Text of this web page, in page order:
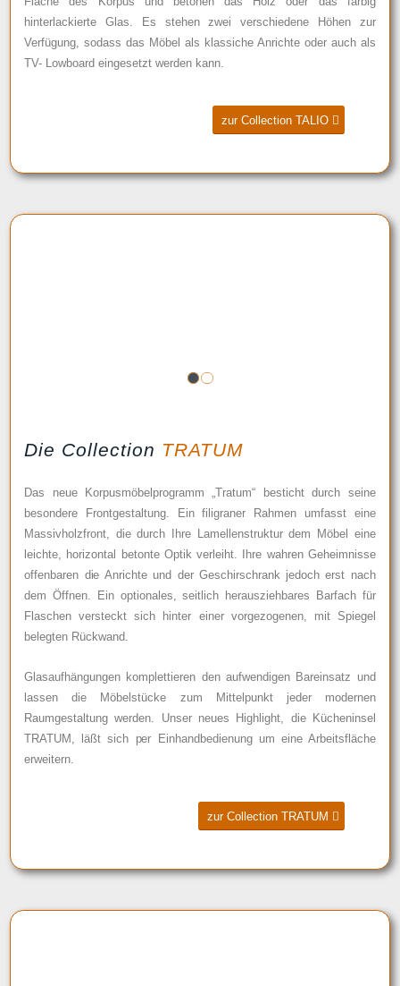
hinterlackierte Glas. Es stehen zwei verschiedene Höhen zur
Verfügung, sodass das Möbel als klassiche Anrichte oder auch als
TV- Lowboard eingesetzt werden kann.
zur Collection TALIO
Die Collection TRATUM
Das neue Korpusmöbelprogramm „Tratum“ besticht durch seine
besondere Frontgestaltung. Ein filigraner Rahmen umfasst eine
Massivholzfront, die durch Ihre Lamellenstruktur dem Möbel eine
leichte, horizontal betonte Optik verleiht. Ihre wahren Geheimnisse
offenbaren die Anrichte und der Geschirschrank jedoch erst nach
dem Öffnen. Ein optionales, seitlich herausziehbares Barfach für
Flaschen versteckt sich hinter einer vorgezogenen, mit Spiegel
belegten Rückwand.
Glasaufhängungen komplettieren den aufwendigen Bareinsatz und
lassen die Möbelstücke zum Mittelpunkt jeder modernen
Raumgestaltung werden. Unser neues Highlight, die Kücheninsel
TRATUM, läßt sich per Einhandbedienung um eine Arbeitsfläche
erweitern.
zur Collection TRATUM